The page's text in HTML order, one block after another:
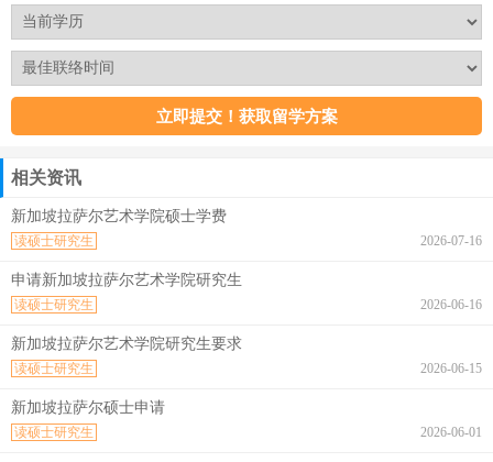
相关资讯
新加坡拉萨尔艺术学院硕士学费
2026-07-16
读硕士研究生
申请新加坡拉萨尔艺术学院研究生
2026-06-16
读硕士研究生
新加坡拉萨尔艺术学院研究生要求
2026-06-15
读硕士研究生
新加坡拉萨尔硕士申请
2026-06-01
读硕士研究生